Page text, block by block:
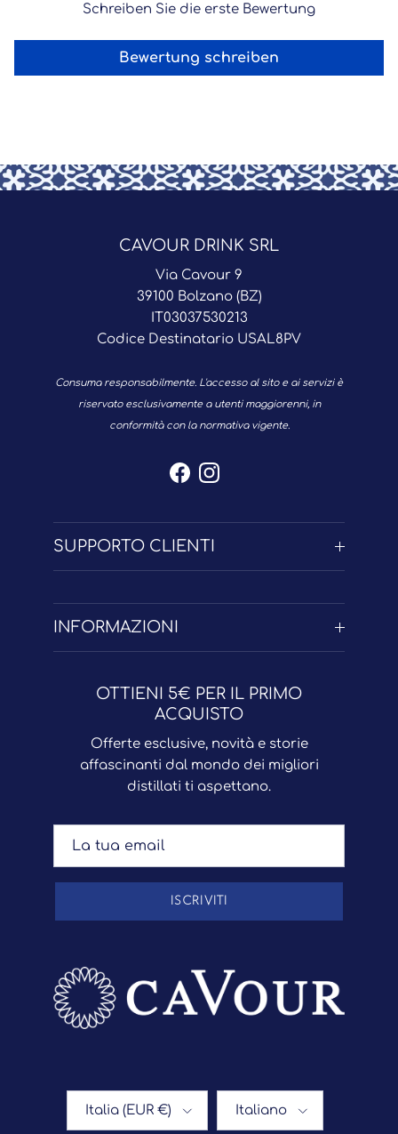
Schreiben Sie die erste Bewertung
Bewertung schreiben
CAVOUR DRINK SRL
Via Cavour 9
39100 Bolzano (BZ)
IT03037530213
Codice Destinatario USAL8PV
Consuma responsabilmente. L'accesso al sito e ai servizi è
riservato esclusivamente a utenti maggiorenni, in
conformità con la normativa vigente.
Facebook
Instagram
SUPPORTO CLIENTI
INFORMAZIONI
OTTIENI 5€ PER IL PRIMO
ACQUISTO
Offerte esclusive, novità e storie
affascinanti dal mondo dei migliori
distillati ti aspettano.
ISCRIVITI
Italia (EUR €) Italiano